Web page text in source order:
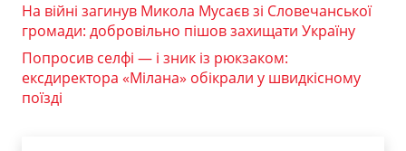
На війні загинув Микола Мусаєв зі Словечанської
громади: добровільно пішов захищати Україну
Попросив селфі — і зник із рюкзаком:
ексдиректора «Мілана» обікрали у швидкісному
поїзді